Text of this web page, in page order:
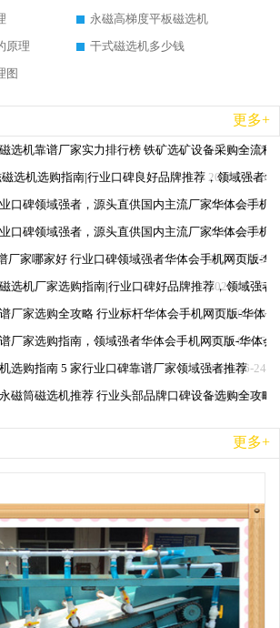
永磁高梯度平板磁选机
原理
干式磁选机多少钱
图
更多+
2026-06-25
选机靠谱厂家实力排行榜 铁矿选矿设备采购全流程
2026-06-25
选机选购指南|行业口碑良好品牌推荐，领域强者
2026-06-25
口碑领域强者，源头直供国内主流厂家华体会手机
2026-06-25
口碑领域强者，源头直供国内主流厂家华体会手机
2026-06-25
厂家哪家好 行业口碑领域强者华体会手机网页版-华
2026-06-25
选机厂家选购指南|行业口碑好品牌推荐，领域强者
2026-06-25
厂家选购全攻略 行业标杆华体会手机网页版-华体
2026-06-25
厂家选购指南，领域强者华体会手机网页版-华体会
2026-06-24
选购指南 5 家行业口碑靠谱厂家领域强者推荐
2026-06-24
磁筒磁选机推荐 行业头部品牌口碑设备选购全攻略
更多+